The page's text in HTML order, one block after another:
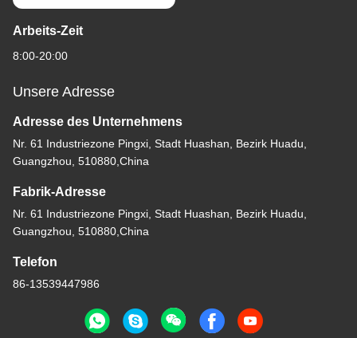
Arbeits-Zeit
8:00-20:00
Unsere Adresse
Adresse des Unternehmens
Nr. 61 Industriezone Pingxi, Stadt Huashan, Bezirk Huadu,
Guangzhou, 510880,China
Fabrik-Adresse
Nr. 61 Industriezone Pingxi, Stadt Huashan, Bezirk Huadu,
Guangzhou, 510880,China
Telefon
86-13539447986